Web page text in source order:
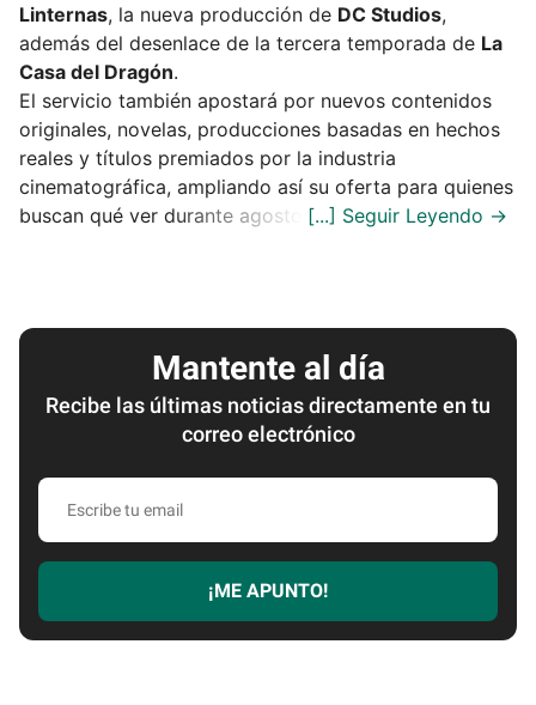
Linternas, la nueva producción de DC Studios,
además del desenlace de la tercera temporada de La
Casa del Dragón.
El servicio también apostará por nuevos contenidos
originales, novelas, producciones basadas en hechos
reales y títulos premiados por la industria
cinematográfica, ampliando así su oferta para quienes
buscan qué ver durante agosto.
Mantente al día
Recibe las últimas noticias directamente en tu
correo electrónico
Escribe
email
¡ME APUNTO!